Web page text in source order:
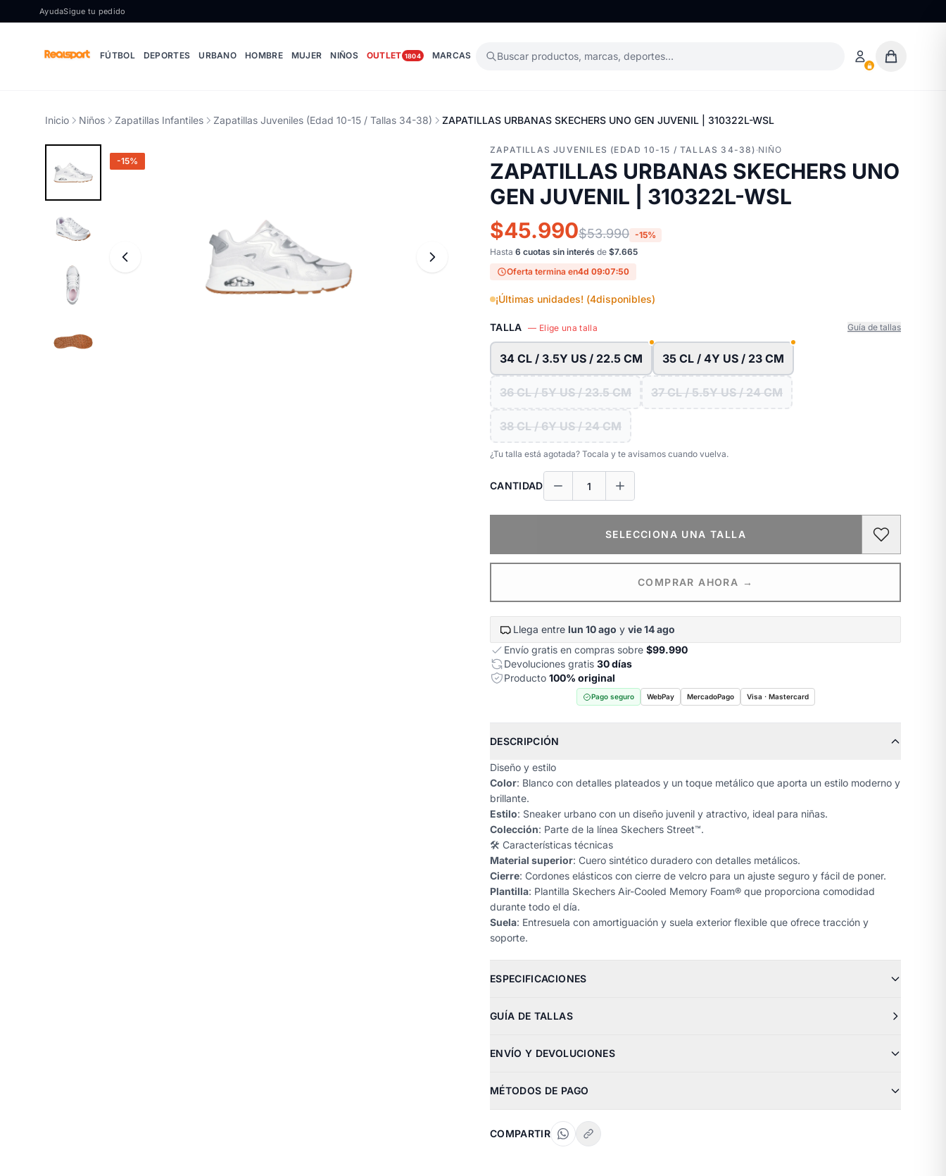
Ir al contenido
AyudaSigue tu pedido
FÚTBOL DEPORTES URBANO HOMBRE MUJER NIÑOS OUTLET 1804 MARCAS Buscar productos, marcas, deportes…
Inicio Niños Zapatillas Infantiles Zapatillas Juveniles (Edad 10-15 / Tallas 34-38) ZAPATILLAS URBANAS SKECHERS UNO GEN JUVENIL | 310322L-WSL
-15%
ZAPATILLAS JUVENILES (EDAD 10-15 / TALLAS 34-38) ·NIÑO
ZAPATILLAS URBANAS SKECHERS UNO
GEN JUVENIL | 310322L-WSL
$45.990$53.990 -15%
Hasta 6 cuotas sin interés de $7.665
Oferta termina en4d 09:07:49
¡Últimas unidades! (4disponibles)
TALLA — Elige una talla Guía de tallas
34 CL / 3.5Y US / 22.5 CM 35 CL / 4Y US / 23 CM
36 CL / 5Y US / 23.5 CM 37 CL / 5.5Y US / 24 CM
38 CL / 6Y US / 24 CM
¿Tu talla está agotada? Tocala y te avisamos cuando vuelva.
CANTIDAD
SELECCIONA UNA TALLA
COMPRAR AHORA →
Llega entre lun 10 ago y vie 14 ago
Envío gratis en compras sobre $99.990
Devoluciones gratis 30 días
Producto 100% original
Pago seguro WebPay MercadoPago Visa · Mastercard
DESCRIPCIÓN
Diseño y estilo
Color: Blanco con detalles plateados y un toque metálico que aporta un estilo moderno y
brillante.
Estilo: Sneaker urbano con un diseño juvenil y atractivo, ideal para niñas.
Colección: Parte de la línea Skechers Street™.
🛠️ Características técnicas
Material superior: Cuero sintético duradero con detalles metálicos.
Cierre: Cordones elásticos con cierre de velcro para un ajuste seguro y fácil de poner.
Plantilla: Plantilla Skechers Air-Cooled Memory Foam® que proporciona comodidad
durante todo el día.
Suela: Entresuela con amortiguación y suela exterior flexible que ofrece tracción y
soporte.
ESPECIFICACIONES
GUÍA DE TALLAS
ENVÍO Y DEVOLUCIONES
MÉTODOS DE PAGO
COMPARTIR